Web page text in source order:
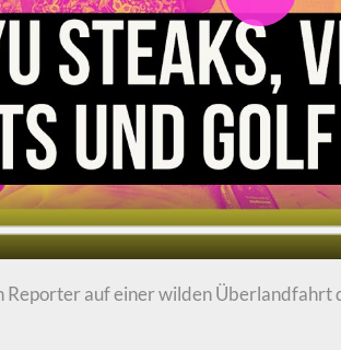
Play
Reporter auf einer wilden Überlandfahrt